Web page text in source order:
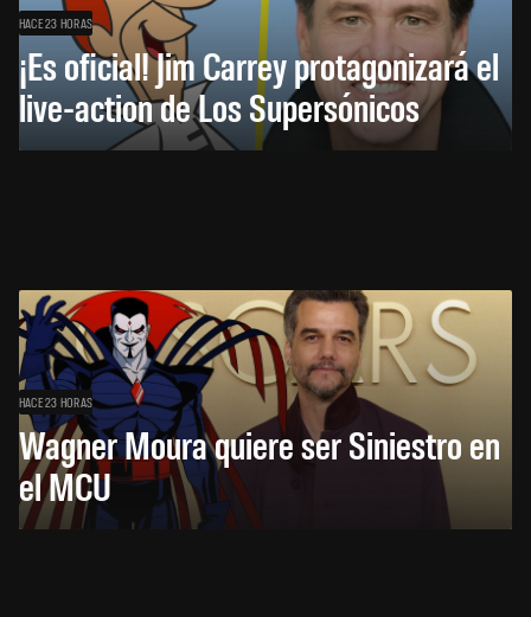
HACE 23 HORAS
¡Es oficial! Jim Carrey protagonizará el
live-action de Los Supersónicos
HACE 23 HORAS
Wagner Moura quiere ser Siniestro en
el MCU